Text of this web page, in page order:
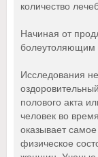
количество
Начиная от
болеутоляющим
Исследования
полового акта
человек во
оказывает
физическое